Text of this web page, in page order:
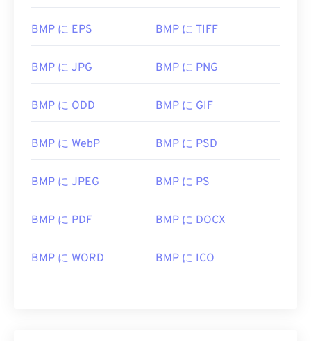
BMP に EPS BMP に TIFF
BMP に JPG BMP に PNG
BMP に ODD BMP に GIF
BMP に WebP BMP に PSD
BMP に JPEG BMP に PS
BMP に PDF BMP に DOCX
BMP に WORD BMP に ICO